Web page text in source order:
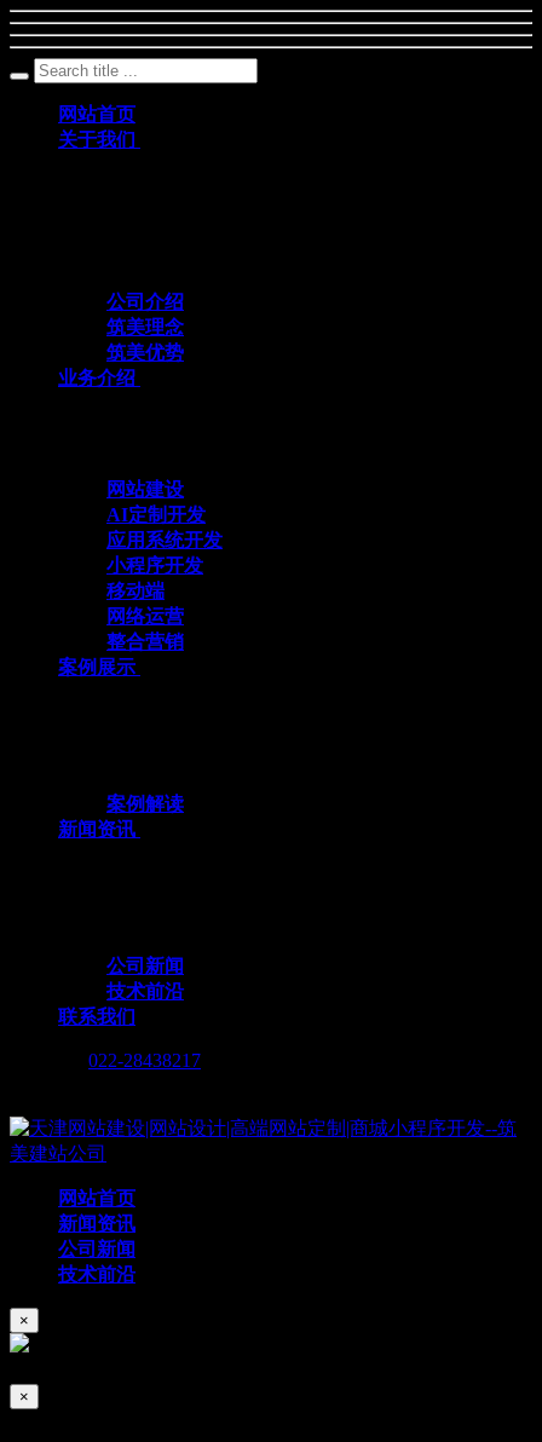
网站首页
关于我们
公司介绍
筑美理念
筑美优势
业务介绍
网站建设
AI定制开发
应用系统开发
小程序开发
移动端
网络运营
整合营销
案例展示
案例解读
新闻资讯
公司新闻
技术前沿
联系我们
022-28438217
网站首页
新闻资讯
公司新闻
技术前沿
×
×